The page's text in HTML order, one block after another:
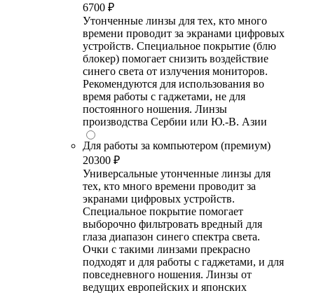
6700 ₽
Утонченные линзы для тех, кто много
времени проводит за экранами цифровых
устройств. Специальное покрытие (блю
блокер) помогает снизить воздействие
синего света от излучения мониторов.
Рекомендуются для использования во
время работы с гаджетами, не для
постоянного ношения. Линзы
производства Сербии или Ю.-В. Азии
Для работы за компьютером (премиум)
20300 ₽
Универсальные утонченные линзы для
тех, кто много времени проводит за
экранами цифровых устройств.
Специальное покрытие помогает
выборочно фильтровать вредный для
глаза диапазон синего спектра света.
Очки с такими линзами прекрасно
подходят и для работы с гаджетами, и для
повседневного ношения. Линзы от
ведущих европейских и японских